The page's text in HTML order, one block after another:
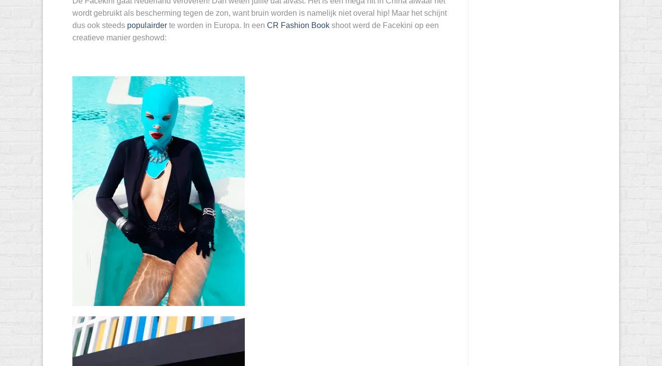
wordt gebruikt als bescherming tegen de zon, want bruin worden is namelijk niet overal hip! Maar het schijnt
dus ook steeds populairder te worden in Europa. In een CR Fashion Book shoot werd de Facekini op een
creatieve manier geshowd: